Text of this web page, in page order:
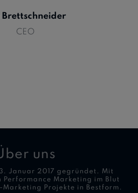
Brettschneider
CEO
uns
Januar 2017 gegründet. Mit
Marketing im Blut
Projekte in Bestform.